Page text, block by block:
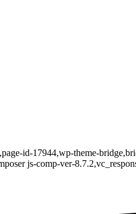
id-17944,wp-theme-
js-comp-ver-